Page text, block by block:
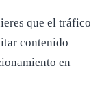
que el tráfico
contenido
en